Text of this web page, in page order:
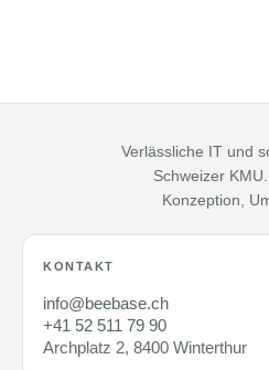
Verlässliche IT und
Schweizer
Konzeption,
KONTAKT
info@beebase.ch
+41 52 511 79 90
Archplatz 2, 8400 Winterthur